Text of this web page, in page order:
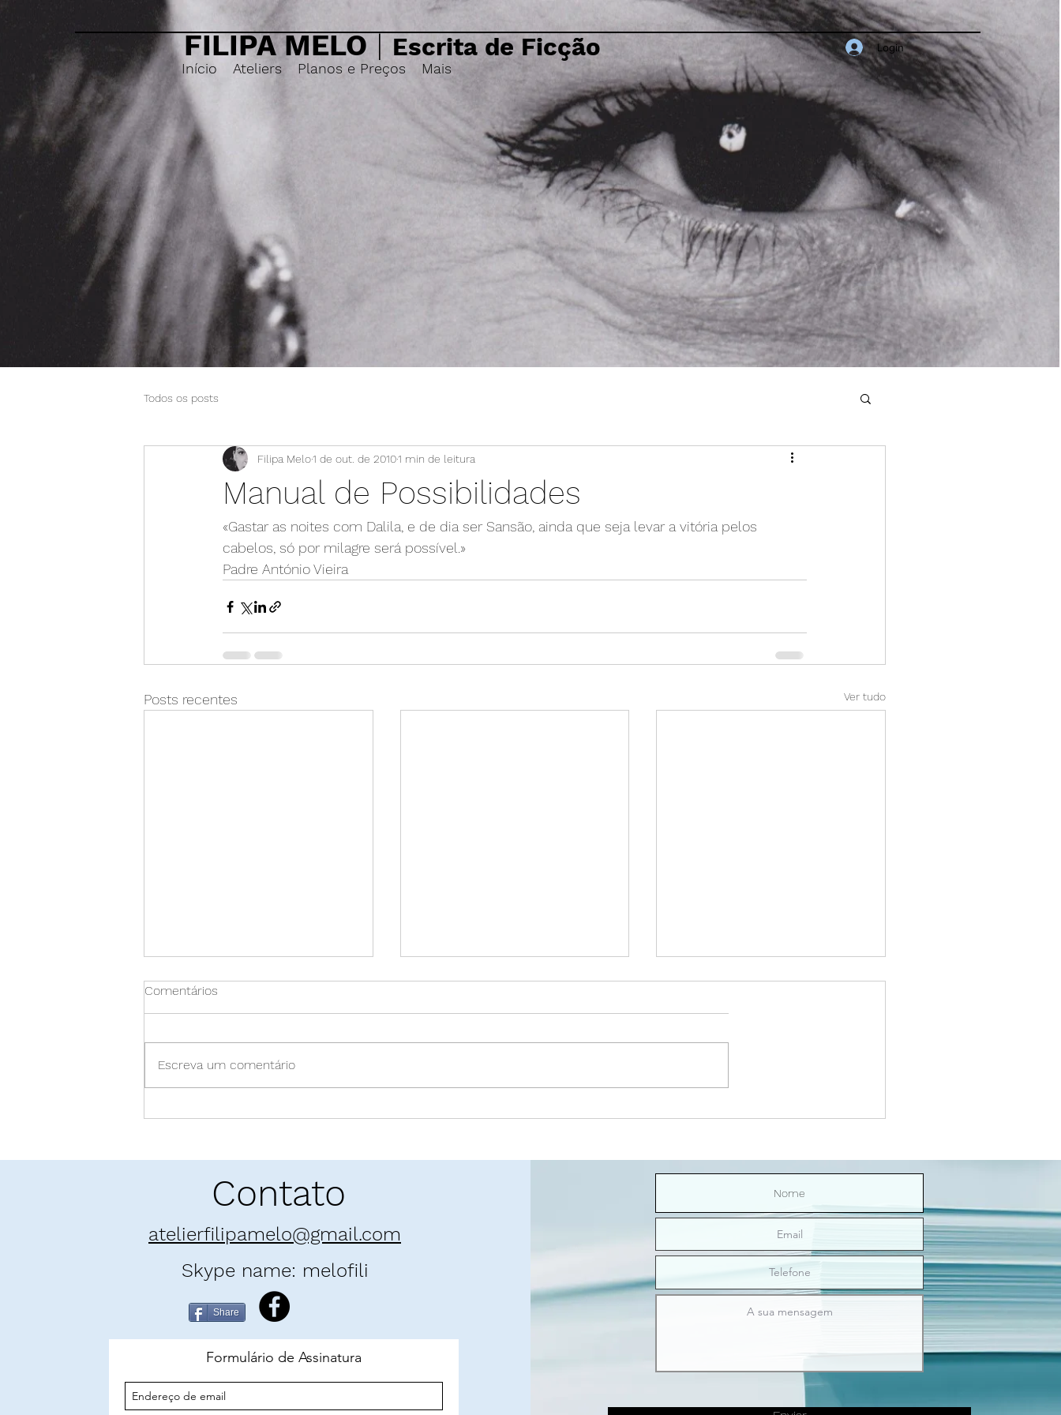
FILIPA MELO | Escrita de Ficção Login
Início Ateliers Planos e Preços Mais
Todos os posts
Manual de Possibilidades
Filipa Melo1 de out. de 20101 min de leitura
«Gastar as noites com Dalila, e de dia ser Sansão, ainda que seja levar a vitória pelos
cabelos, só por milagre será possível.»
Padre António Vieira
Posts recentes Ver tudo
Comentários
Escreva um comentário
Contato
atelierfilipamelo@gmail.com
Skype name: melofili
Share
Formulário de Assinatura